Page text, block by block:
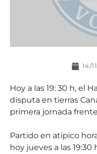
14/
Hoy a las 19: 30 h, el
disputa en tierras
primera jornada frente
Partido en atípico
hoy jueves a las